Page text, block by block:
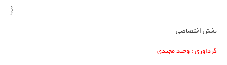
}
پخش اختصاصی
گرداوری : وحید مجیدی